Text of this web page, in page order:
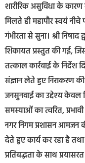
शारीरिक असुविधा के
मिलते ही महापौर स्वयं
गंभीरता से सुना। श्री निषाद
शिकायत प्रस्तुत की गई,
तत्काल कार्रवाई के निर्देश
संज्ञान लेते हुए निराकरण की
जनसुनवाई का उद्देश्य केवल
समस्याओं का त्वरित,
नगर निगम प्रशासन आमजन
देते हुए कार्य कर रहा है
प्रतिबद्धता के साथ